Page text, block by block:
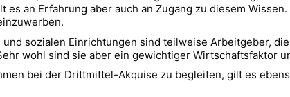
an Erfahrung aber auch an Zugang zu diesem
sozialen Einrichtungen sind teilweise Arbeitgeber,
wohl sind sie aber ein gewichtiger Wirtschaftsfaktor
bei der Drittmittel-Akquise zu begleiten, gilt es